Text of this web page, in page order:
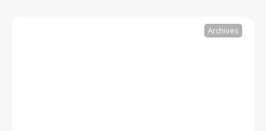
Archives